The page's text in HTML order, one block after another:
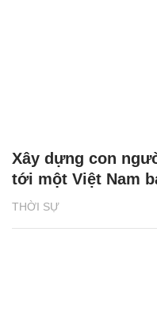
THỜI SỰ
Xây dựng con
tới một Việt Nam